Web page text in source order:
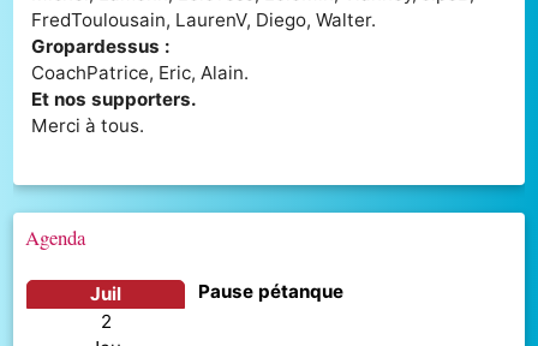
FredToulousain, LaurenV, Diego, Walter.
Gropardessus :
CoachPatrice, Eric, Alain.
Et nos supporters.
Merci à tous.
Agenda
juil
2
Pause pétanque